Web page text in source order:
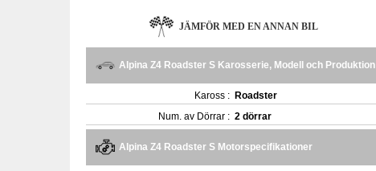
JÄMFÖR MED EN ANNAN BIL
Alpina Z4 Roadster S Karosserie, Modell och Produktion
Kaross : Roadster
Num. av Dörrar : 2 dörrar
Alpina Z4 Roadster S Motorspecifikationer